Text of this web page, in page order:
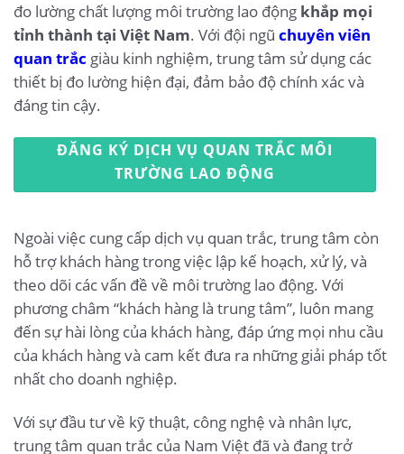
đo lường chất lượng môi trường lao động khắp mọi
tỉnh thành tại Việt Nam. Với đội ngũ chuyên viên
quan trắc giàu kinh nghiệm, trung tâm sử dụng các
thiết bị đo lường hiện đại, đảm bảo độ chính xác và
đáng tin cậy.
ĐĂNG KÝ DỊCH VỤ QUAN TRẮC MÔI
TRƯỜNG LAO ĐỘNG
Ngoài việc cung cấp dịch vụ quan trắc, trung tâm còn
hỗ trợ khách hàng trong việc lập kế hoạch, xử lý, và
theo dõi các vấn đề về môi trường lao động. Với
phương châm “khách hàng là trung tâm”, luôn mang
đến sự hài lòng của khách hàng, đáp ứng mọi nhu cầu
của khách hàng và cam kết đưa ra những giải pháp tốt
nhất cho doanh nghiệp.
Với sự đầu tư về kỹ thuật, công nghệ và nhân lực,
trung tâm quan trắc của Nam Việt đã và đang trở